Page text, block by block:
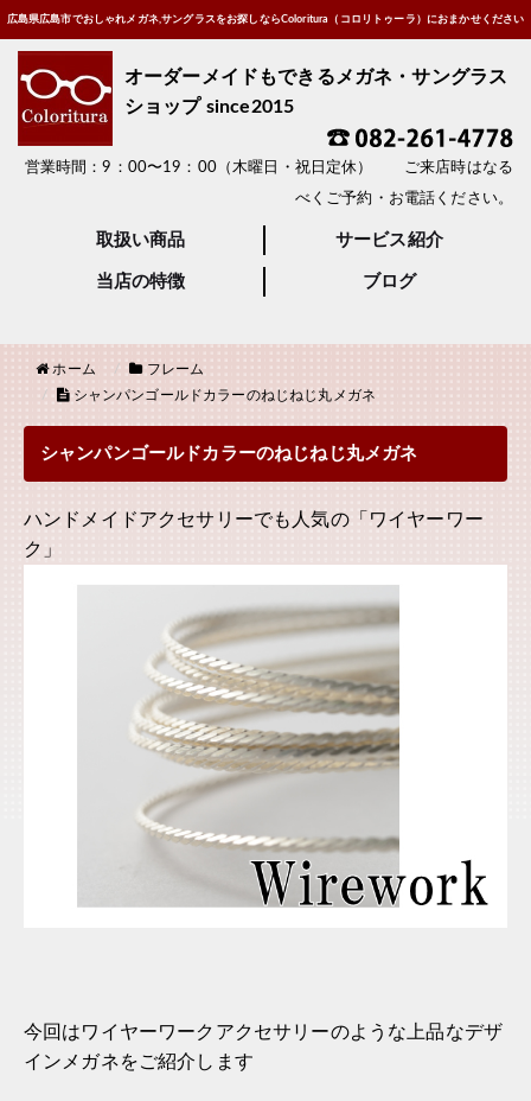
広島県広島市でおしゃれメガネ,サングラスをお探しならColoritura（コロリトゥーラ）におまかせください
オーダーメイドもできるメガネ・サングラス
ショップ since2015
営業時間：9：00〜19：00（木曜日・祝日定休） ご来店時はなる
べくご予約・お電話ください。
取扱い商品 サービス紹介
当店の特徴 ブログ
ホーム
フレーム
シャンパンゴールドカラーのねじねじ丸メガネ
シャンパンゴールドカラーのねじねじ丸メガネ
ハンドメイドアクセサリーでも人気の「ワイヤーワー
ク」
今回はワイヤーワークアクセサリーのような上品なデザ
インメガネをご紹介します